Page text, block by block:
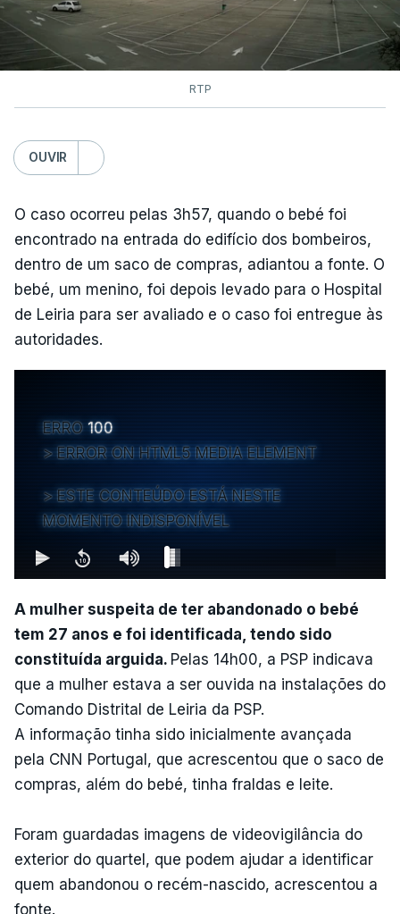
RTP
OUVIR
O caso ocorreu pelas 3h57, quando o bebé foi
encontrado na entrada do edifício dos bombeiros,
dentro de um saco de compras, adiantou a fonte. O
bebé, um menino, foi depois levado para o Hospital
de Leiria para ser avaliado e o caso foi entregue às
autoridades.
ERRO 100
ERROR ON HTML5 MEDIA ELEMENT
ESTE CONTEÚDO ESTÁ NESTE
MOMENTO INDISPONÍVEL
A mulher suspeita de ter abandonado o bebé
tem 27 anos e foi identificada, tendo sido
constituída arguida. Pelas 14h00, a PSP indicava
que a mulher estava a ser ouvida na instalações do
Comando Distrital de Leiria da PSP.
A informação tinha sido inicialmente avançada
pela CNN Portugal, que acrescentou que o saco de
compras, além do bebé, tinha fraldas e leite.
Foram guardadas imagens de videovigilância do
exterior do quartel, que podem ajudar a identificar
quem abandonou o recém-nascido, acrescentou a
fonte.